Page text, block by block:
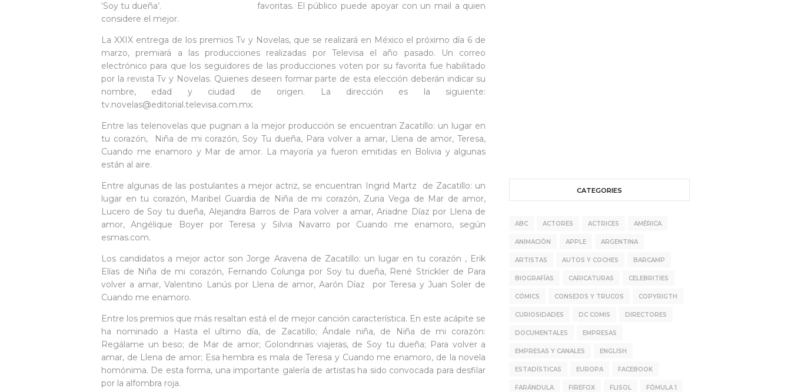
favoritas. El público puede apoyar con un mail a quien
considere el mejor.
La XXIX entrega de los premios Tv y Novelas, que se realizará en México el próximo día 6 de
marzo, premiará a las producciones realizadas por Televisa el año pasado. Un correo
electrónico para que los seguidores de las producciones voten por su favorita fue habilitado
por la revista Tv y Novelas. Quienes deseen formar parte de esta elección deberán indicar su
nombre, edad y ciudad de origen. La dirección es la siguiente:
tv.novelas@editorial.televisa.com.mx.
Entre las telenovelas que pugnan a la mejor producción se encuentran Zacatillo: un lugar en
tu corazón, Niña de mi corazón, Soy Tu dueña, Para volver a amar, Llena de amor, Teresa,
Cuando me enamoro y Mar de amor. La mayoría ya fueron emitidas en Bolivia y algunas
están al aire.
Entre algunas de las postulantes a mejor actriz, se encuentran Ingrid Martz de Zacatillo: un
lugar en tu corazón, Maribel Guardia de Niña de mi corazón, Zuria Vega de Mar de amor,
Lucero de Soy tu dueña, Alejandra Barros de Para volver a amar, Ariadne Díaz por Llena de
amor, Angélique Boyer por Teresa y Silvia Navarro por Cuando me enamoro, según
esmas.com.
Los candidatos a mejor actor son Jorge Aravena de Zacatillo: un lugar en tu corazón , Erik
Elías de Niña de mi corazón, Fernando Colunga por Soy tu dueña, René Strickler de Para
volver a amar, Valentino Lanús por Llena de amor, Aarón Díaz por Teresa y Juan Soler de
Cuando me enamoro.
Entre los premios que más resaltan está el de mejor canción característica. En este acápite se
ha nominado a Hasta el ultimo día, de Zacatillo; Ándale niña, de Niña de mi corazón:
Regálame un beso; de Mar de amor; Golondrinas viajeras, de Soy tu dueña; Para volver a
amar, de Llena de amor; Esa hembra es mala de Teresa y Cuando me enamoro, de la novela
homónima. De esta forma, una importante galería de artistas ha sido convocada para desfilar
por la alfombra roja.
CATEGORIES
ABC ACTORES ACTRICES AMÉRICA
ANIMACIÓN APPLE ARGENTINA
ARTISTAS AUTOS Y COCHES BARCAMP
BIOGRAFÍAS CARICATURAS CELEBRITIES
CÓMICS CONSEJOS Y TRUCOS COPYRIGTH
CURIOSIDADES DC COMIS DIRECTORES
DOCUMENTALES EMPRESAS
EMPRESAS Y CANALES ENGLISH
ESTADÍSTICAS EUROPA FACEBOOK
FARÁNDULA FIREFOX FLISOL FÓMULA 1